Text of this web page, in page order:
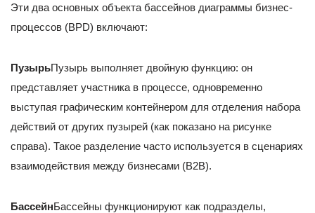
Эти два основных объекта бассейнов диаграммы бизнес-
процессов (BPD) включают:
ПузырьПузырь выполняет двойную функцию: он
представляет участника в процессе, одновременно
выступая графическим контейнером для отделения набора
действий от других пузырей (как показано на рисунке
справа). Такое разделение часто используется в сценариях
взаимодействия между бизнесами (B2B).
БассейнБассейны функционируют как подразделы,